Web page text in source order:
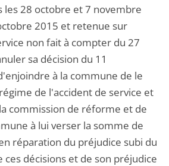
les 28 octobre et 7 novembre
2015 et retenue sur
non fait à compter du 27
sa décision du 11
à la commune de le
de l'accident de service et
commission de réforme et de
à lui verser la somme de
réparation du préjudice subi du
décisions et de son préjudice